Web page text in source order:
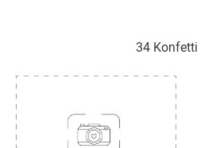
34 Konfetti